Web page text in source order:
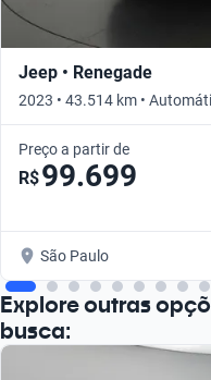
Jeep • Renegade
2023 • 43.514 km •
Preço a partir de
R$99.699
São Paulo
Explore outras
busca: